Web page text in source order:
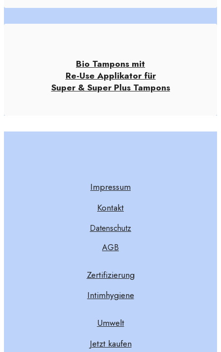
Bio Tampons mit
Re-Use Applikator für
Super & Super Plus Tampons
Impressum
Kontakt
Datenschutz
AGB
Zertifizierung
Intimhygiene
Umwelt
Jetzt kaufen